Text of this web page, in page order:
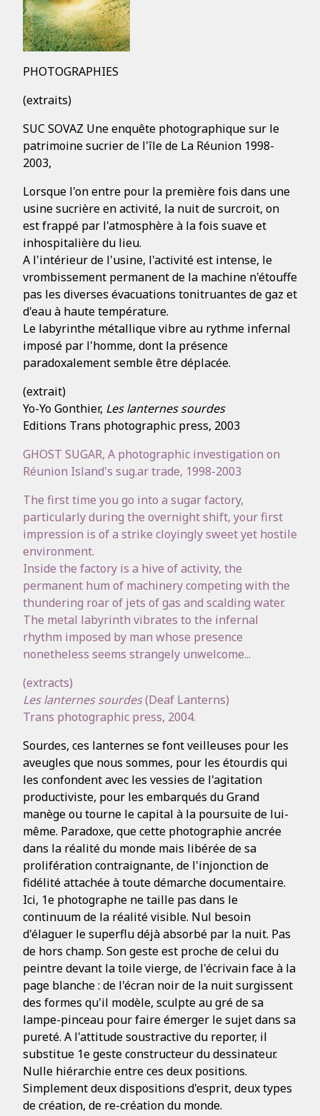
PHOTOGRAPHIES
(extraits)
SUC SOVAZ Une enquête photographique sur le
patrimoine sucrier de l'île de La Réunion 1998-
2003,
Lorsque l'on entre pour la première fois dans une
usine sucrière en activité, la nuit de surcroit, on
est frappé par l'atmosphère à la fois suave et
inhospitalière du lieu.
A l'intérieur de l'usine, l'activité est intense, le
vrombissement permanent de la machine n'étouffe
pas les diverses évacuations tonitruantes de gaz et
d'eau à haute température.
Le labyrinthe métallique vibre au rythme infernal
imposé par l'homme, dont la présence
paradoxalement semble être déplacée.
(extrait)
Yo-Yo Gonthier, Les lanternes sourdes
Editions Trans photographic press, 2003
GHOST SUGAR, A photographic investigation on
Réunion Island's sug.ar trade, 1998-2003
The first time you go into a sugar factory,
particularly during the overnight shift, your first
impression is of a strike cloyingly sweet yet hostile
environment.
Inside the factory is a hive of activity, the
permanent hum of machinery competing with the
thundering roar of jets of gas and scalding water.
The metal labyrinth vibrates to the infernal
rhythm imposed by man whose presence
nonetheless seems strangely unwelcome...
(extracts)
Les lanternes sourdes(Deaf Lanterns)
Trans photographic press, 2004.
Sourdes, ces lanternes se font veilleuses pour les
aveugles que nous sommes, pour les étourdis qui
les confondent avec les vessies de l'agitation
productiviste, pour les embarqués du Grand
manège ou tourne le capital à la poursuite de lui-
même. Paradoxe, que cette photographie ancrée
dans la réalité du monde mais libérée de sa
prolifération contraignante, de l'injonction de
fidélité attachée à toute démarche documentaire.
Ici, 1e photographe ne taille pas dans le
continuum de la réalité visible. Nul besoin
d'élaguer le superflu déjà absorbé par la nuit. Pas
de hors champ. Son geste est proche de celui du
peintre devant la toile vierge, de l'écrivain face à la
page blanche : de l'écran noir de la nuit surgissent
des formes qu'il modèle, sculpte au gré de sa
lampe-pinceau pour faire émerger le sujet dans sa
pureté. A l'attitude soustractive du reporter, il
substitue 1e geste constructeur du dessinateur.
Nulle hiérarchie entre ces deux positions.
Simplement deux dispositions d'esprit, deux types
de création, de re-création du monde.